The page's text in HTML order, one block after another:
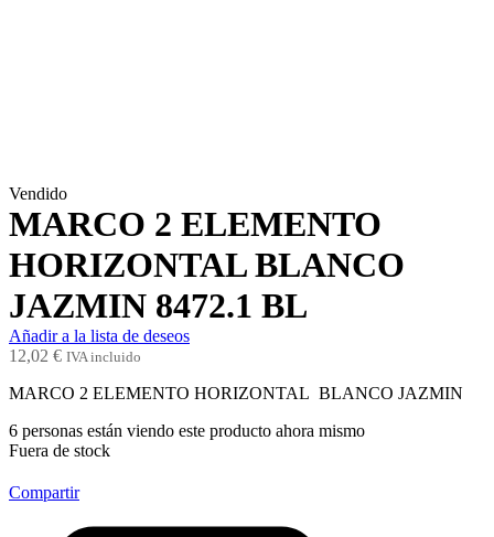
Vendido
MARCO 2 ELEMENTO
HORIZONTAL BLANCO
JAZMIN 8472.1 BL
Añadir a la lista de deseos
12,02 € IVA incluido
MARCO 2 ELEMENTO HORIZONTAL BLANCO JAZMIN
6 personas están viendo este producto ahora mismo
Fuera de stock
Compartir